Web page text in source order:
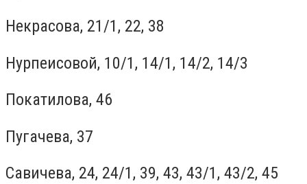
Некрасова, 21/1, 22, 38
Нурпеисовой, 10/1, 14/1, 14/2, 14/3
Покатилова, 46
Пугачева, 37
Савичева, 24, 24/1, 39, 43, 43/1, 43/2, 45